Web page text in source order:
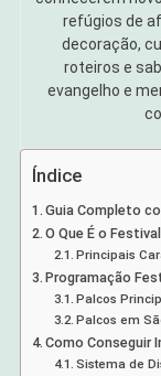
refúgios de
decoração,
roteiros e
evangelho e
Índice
Guia Completo
O Que É o
Principais
Programação
Palcos
Palcos em
Como Conseguir
Sistema de